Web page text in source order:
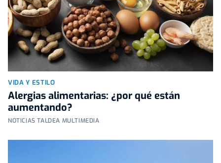
VIDA Y ESTILO
Alergias alimentarias: ¿por qué están
aumentando?
NOTICIAS TALDEA MULTIMEDIA